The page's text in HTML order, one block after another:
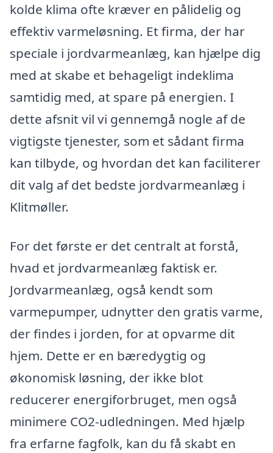
kolde klima ofte kræver en pålidelig og
effektiv varmeløsning. Et firma, der har
speciale i jordvarmeanlæg, kan hjælpe dig
med at skabe et behageligt indeklima
samtidig med, at spare på energien. I
dette afsnit vil vi gennemgå nogle af de
vigtigste tjenester, som et sådant firma
kan tilbyde, og hvordan det kan faciliterer
dit valg af det bedste jordvarmeanlæg i
Klitmøller.
For det første er det centralt at forstå,
hvad et jordvarmeanlæg faktisk er.
Jordvarmeanlæg, også kendt som
varmepumper, udnytter den gratis varme,
der findes i jorden, for at opvarme dit
hjem. Dette er en bæredygtig og
økonomisk løsning, der ikke blot
reducerer energiforbruget, men også
minimere CO2-udledningen. Med hjælp
fra erfarne fagfolk, kan du få skabt en